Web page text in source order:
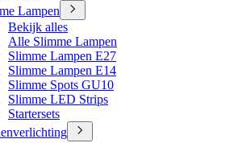
Lampen
Bekijk alles
Alle Slimme Lampen
Slimme Lampen E27
Slimme Lampen E14
Slimme Spots GU10
Slimme LED Strips
Startersets